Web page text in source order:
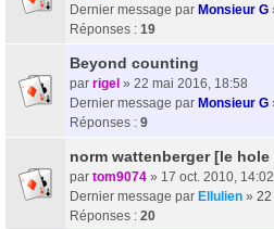
Dernier message par Monsieur G
Réponses : 19
Beyond counting
par rigel » 22 mai 2016, 18:58
Dernier message par Monsieur G
Réponses : 9
norm wattenberger [le
par tom9074 » 17 oct. 2010, 14:02
Dernier message par Ellulien » 22
Réponses : 20